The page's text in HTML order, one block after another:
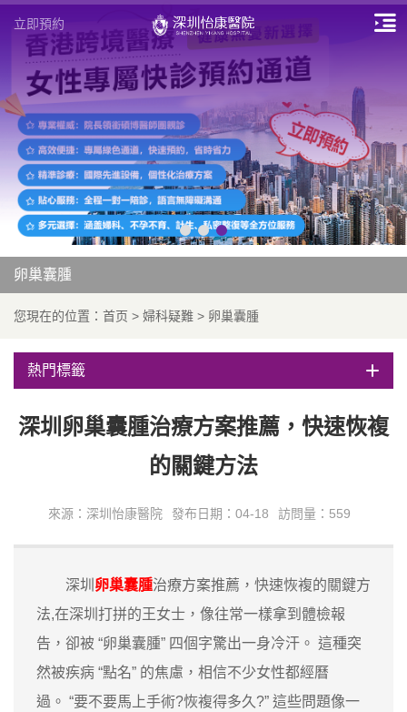
立即預約
卵巢囊腫
您現在的位置： 首页 > 婦科疑難 > 卵巢囊腫
熱門標籤
深圳卵巢囊腫治療方案推薦，快速恢複
的關鍵方法
來源：深圳怡康醫院 發布日期：04-18 訪問量：559
深圳 卵巢囊腫治療方案推薦，快速恢複的關鍵方
法,在深圳打拼的王女士，像往常一樣拿到體檢報
告，卻被 “卵巢囊腫” 四個字驚出一身冷汗。 這種突
然被疾病 “點名” 的焦慮，相信不少女性都經曆
過。 “要不要馬上手術?恢複得多久?” 這些問題像一